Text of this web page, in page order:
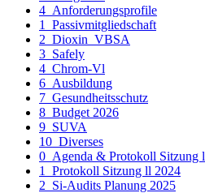
4_Anforderungsprofile
1_Passivmitgliedschaft
2_Dioxin_VBSA
3_Safely
4_Chrom-Vl
6_Ausbildung
7_Gesundheitsschutz
8_Budget 2026
9_SUVA
10_Diverses
0_Agenda & Protokoll Sitzung
1_Protokoll Sitzung ll 2024
2_Si-Audits Planung 2025